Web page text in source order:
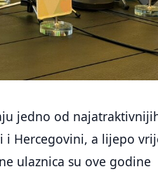
jedno od
i Hercegovini, a lijepo
ulaznica su ove godine